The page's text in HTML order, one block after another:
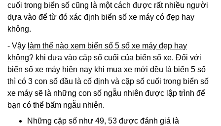
cuối trong biển số cũng là một cách được rất nhiều người
dựa vào để từ đó xác định biển số xe máy có đẹp hay
không.
- Vậy làm thế nào xem biển số 5 số xe máy đẹp hay
không? khi dựa vào cặp số cuối của biển số xe. Đối với
biển số xe máy hiện nay khi mua xe mới đều là biển 5 số
thì có 3 con số đầu là cố định và cặp số cuối trong biển số
xe máy sẽ là những con số ngẫu nhiên được lập trình để
bạn có thể bấm ngẫu nhiên.
Những cặp số như 49, 53 được đánh giá là